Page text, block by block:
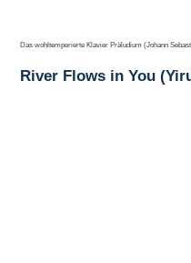
Das wohltemperierte Klavier Präludium (Johann
River Flows in You